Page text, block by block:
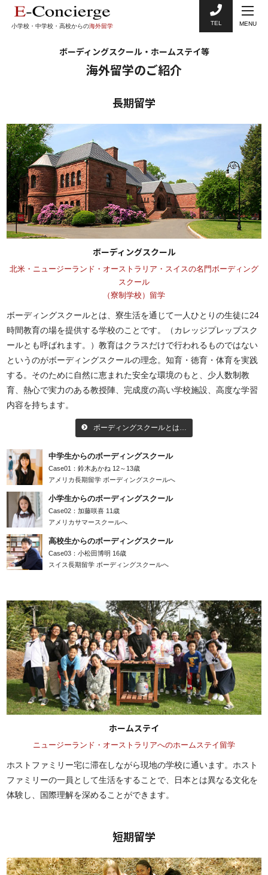
小学校・中学校・高校からの海外留学 TEL MENU
ボーディングスクール・ホームステイ等
海外留学のご紹介
長期留学
ボーディングスクール
北米・ニュージーランド・オーストラリア・スイスの名門ボーディング
スクール
（寮制学校）留学
ボーディングスクールとは、寮生活を通じて一人ひとりの生徒に24
時間教育の場を提供する学校のことです。（カレッジプレップスク
ールとも呼ばれます。）教育はクラスだけで行われるものではない
というのがボーディングスクールの理念。知育・徳育・体育を実践
する。そのために自然に恵まれた安全な環境のもと、少人数制教
育、熱心で実力のある教授陣、完成度の高い学校施設、高度な学習
内容を持ちます。
ボーディングスクールとは…
中学生からのボーディングスクール
Case01：鈴木あかね 12～13歳
アメリカ長期留学 ボーディングスクールへ
小学生からのボーディングスクール
Case02：加藤咲喜 11歳
アメリカサマースクールへ
高校生からのボーディングスクール
Case03：小松田博明 16歳
スイス長期留学 ボーディングスクールへ
ホームステイ
ニュージーランド・オーストラリアへのホームステイ留学
ホストファミリー宅に滞在しながら現地の学校に通います。ホスト
ファミリーの一員として生活をすることで、日本とは異なる文化を
体験し、国際理解を深めることができます。
短期留学